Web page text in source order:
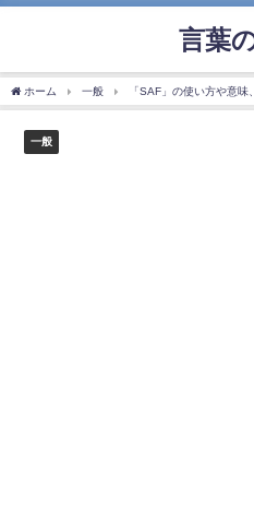
言葉
ホーム 一般 「SAF」の使い方や意味
一般